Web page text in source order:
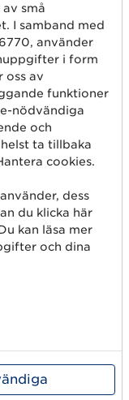
små
I samband med
använder
i form
oss av
funktioner
nödvändiga
och
ta tillbaka
cookies.
dess
du klicka här
kan läsa mer
och dina